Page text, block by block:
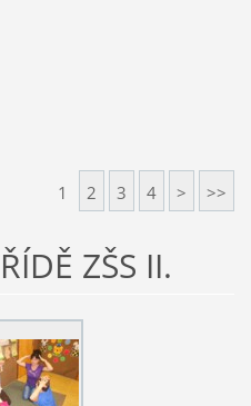
1 2 3 4 > >>
ZŠS II.